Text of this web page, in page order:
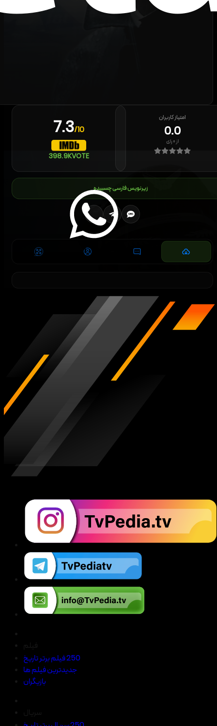
7.3/10
398.9KVOTE
امتیاز کاربران
0.0
از۰رای
زیرنویس فارسی چسبیده
250 فیلم برتر تاریخ
جدیدترین فیلم ها
بازیگران